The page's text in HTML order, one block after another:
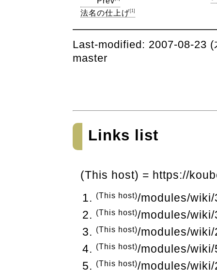
法名の仕上げ [1]
Last-modified: 2007-08-23
master
Links list
(This host) = https://
(This host)/modules/
(This host)/modules/
(This host)/modules/
(This host)/modules/
(This host)/modules/